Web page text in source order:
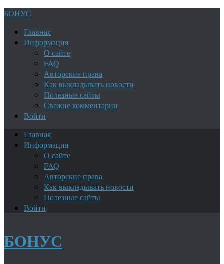
БОНУС
Главная
Информация
О сайте
FAQ
Авторские права
Как выкладывать новости
Полезные сайты
Свежие комментарии
Войти
Главная
Информация
О сайте
FAQ
Авторские права
Как выкладывать новости
Полезные сайты
Войти
БОНУС